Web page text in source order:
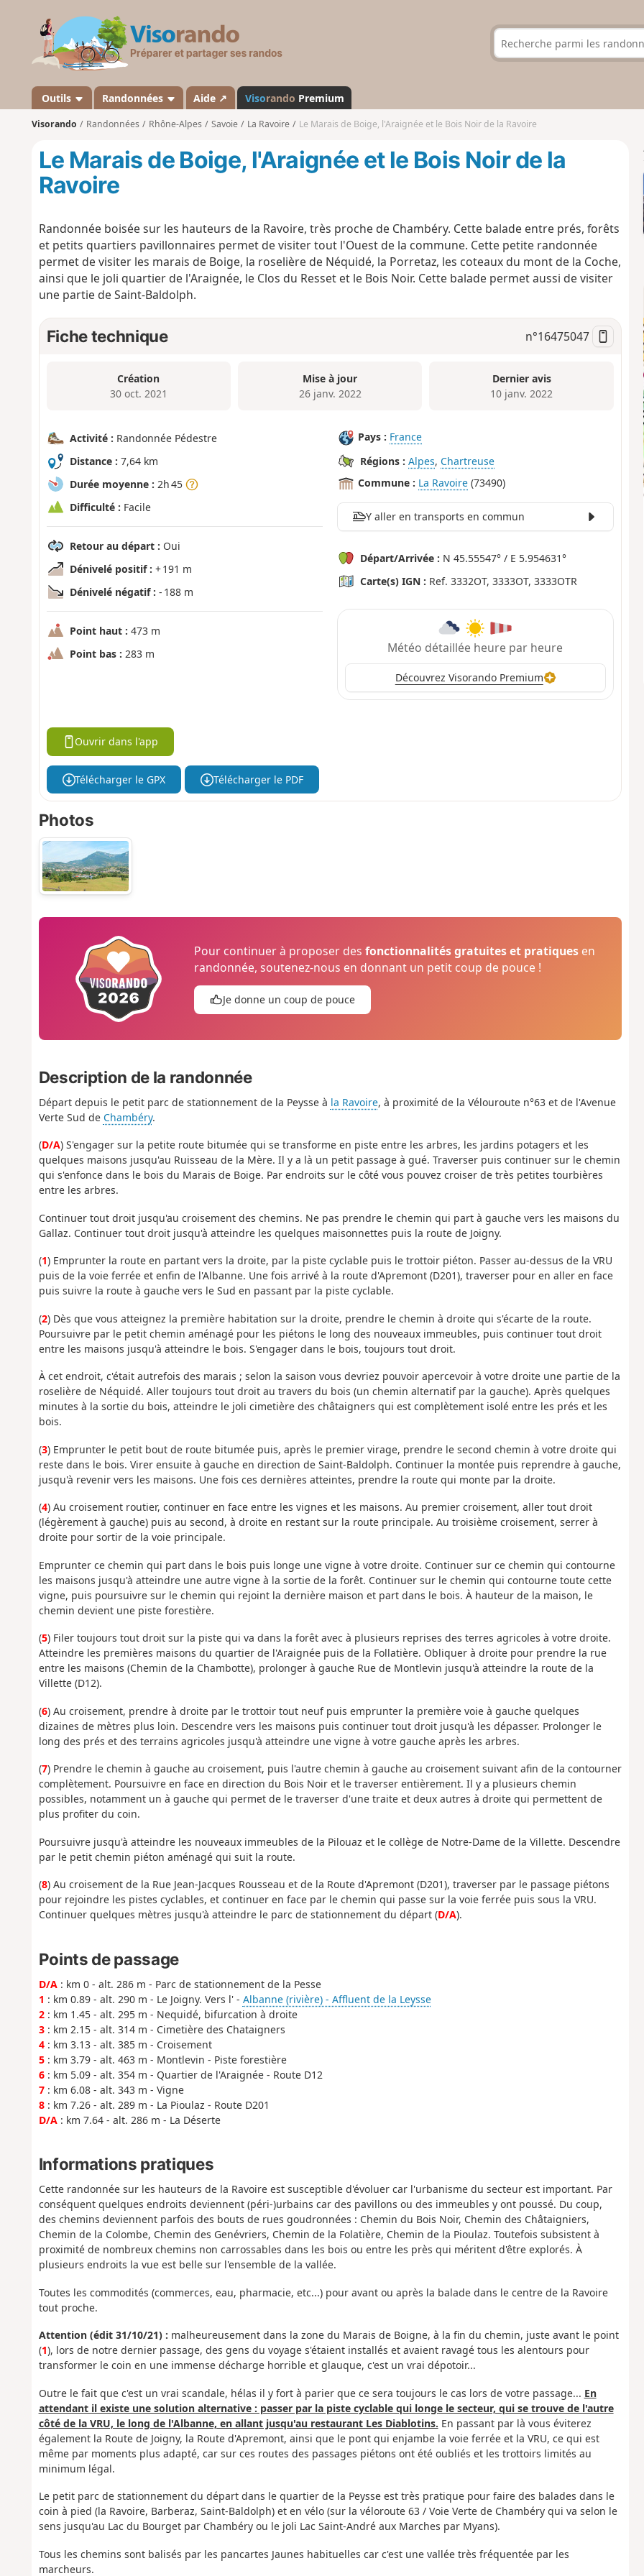
s
a
n
d
Outils Randonnées Aide ↗ Visorando Premium
Visorando Randonnées Rhône-Alpes Savoie La Ravoire Le Marais de Boige, l'Araignée et le Bois Noir de la Ravoire
Le Marais de Boige, l'Araignée et le Bois Noir de la
Ravoire
Randonnée boisée sur les hauteurs de la Ravoire, très proche de Chambéry. Cette balade entre prés, forêts
et petits quartiers pavillonnaires permet de visiter tout l'Ouest de la commune. Cette petite randonnée
permet de visiter les marais de Boige, la roselière de Néquidé, la Porretaz, les coteaux du mont de la Coche,
ainsi que le joli quartier de l'Araignée, le Clos du Resset et le Bois Noir. Cette balade permet aussi de visiter
une partie de Saint-Baldolph.
Fiche technique n°16475047
Création
30 oct. 2021
Mise à jour
26 janv. 2022
Dernier avis
10 janv. 2022
Activité : Randonnée Pédestre
Distance : 7,64 km
Durée moyenne : 2h 45
Difficulté : Facile
Retour au départ : Oui
Dénivelé positif : + 191 m
Dénivelé négatif : - 188 m
Point haut : 473 m
Point bas : 283 m
Pays : France
Régions : Alpes, Chartreuse
Commune : La Ravoire (73490)
Y aller en transports en commun
Départ/Arrivée : N 45.55547° / E 5.954631°
Carte(s) IGN : Ref. 3332OT, 3333OT, 3333OTR
Météo détaillée heure par heure
Découvrez Visorando Premium
Ouvrir dans l'app
Télécharger le GPX Télécharger le PDF
Photos
Pour continuer à proposer desfonctionnalités gratuites et pratiques en
randonnée, soutenez-nous en donnant un petit coup de pouce !
Je donne un coup de pouce
Description de la randonnée
Départ depuis le petit parc de stationnement de la Peysse à la Ravoire, à proximité de la Vélouroute n°63 et de l'Avenue
Verte Sud de Chambéry.
(D/A) S'engager sur la petite route bitumée qui se transforme en piste entre les arbres, les jardins potagers et les
quelques maisons jusqu'au Ruisseau de la Mère. Il y a là un petit passage à gué. Traverser puis continuer sur le chemin
qui s'enfonce dans le bois du Marais de Boige. Par endroits sur le côté vous pouvez croiser de très petites tourbières
entre les arbres.
Continuer tout droit jusqu'au croisement des chemins. Ne pas prendre le chemin qui part à gauche vers les maisons du
Gallaz. Continuer tout droit jusqu'à atteindre les quelques maisonnettes puis la route de Joigny.
(1) Emprunter la route en partant vers la droite, par la piste cyclable puis le trottoir piéton. Passer au-dessus de la VRU
puis de la voie ferrée et enfin de l'Albanne. Une fois arrivé à la route d'Apremont (D201), traverser pour en aller en face
puis suivre la route à gauche vers le Sud en passant par la piste cyclable.
(2) Dès que vous atteignez la première habitation sur la droite, prendre le chemin à droite qui s'écarte de la route.
Poursuivre par le petit chemin aménagé pour les piétons le long des nouveaux immeubles, puis continuer tout droit
entre les maisons jusqu'à atteindre le bois. S'engager dans le bois, toujours tout droit.
À cet endroit, c'était autrefois des marais ; selon la saison vous devriez pouvoir apercevoir à votre droite une partie de la
roselière de Néquidé. Aller toujours tout droit au travers du bois (un chemin alternatif par la gauche). Après quelques
minutes à la sortie du bois, atteindre le joli cimetière des châtaigners qui est complètement isolé entre les prés et les
bois.
(3) Emprunter le petit bout de route bitumée puis, après le premier virage, prendre le second chemin à votre droite qui
reste dans le bois. Virer ensuite à gauche en direction de Saint-Baldolph. Continuer la montée puis reprendre à gauche,
jusqu'à revenir vers les maisons. Une fois ces dernières atteintes, prendre la route qui monte par la droite.
(4) Au croisement routier, continuer en face entre les vignes et les maisons. Au premier croisement, aller tout droit
(légèrement à gauche) puis au second, à droite en restant sur la route principale. Au troisième croisement, serrer à
droite pour sortir de la voie principale.
Emprunter ce chemin qui part dans le bois puis longe une vigne à votre droite. Continuer sur ce chemin qui contourne
les maisons jusqu'à atteindre une autre vigne à la sortie de la forêt. Continuer sur le chemin qui contourne toute cette
vigne, puis poursuivre sur le chemin qui rejoint la dernière maison et part dans le bois. À hauteur de la maison, le
chemin devient une piste forestière.
(5) Filer toujours tout droit sur la piste qui va dans la forêt avec à plusieurs reprises des terres agricoles à votre droite.
Atteindre les premières maisons du quartier de l'Araignée puis de la Follatière. Obliquer à droite pour prendre la rue
entre les maisons (Chemin de la Chambotte), prolonger à gauche Rue de Montlevin jusqu'à atteindre la route de la
Villette (D12).
(6) Au croisement, prendre à droite par le trottoir tout neuf puis emprunter la première voie à gauche quelques
dizaines de mètres plus loin. Descendre vers les maisons puis continuer tout droit jusqu'à les dépasser. Prolonger le
long des prés et des terrains agricoles jusqu'à atteindre une vigne à votre gauche après les arbres.
(7) Prendre le chemin à gauche au croisement, puis l'autre chemin à gauche au croisement suivant afin de la contourner
complètement. Poursuivre en face en direction du Bois Noir et le traverser entièrement. Il y a plusieurs chemin
possibles, notamment un à gauche qui permet de le traverser d'une traite et deux autres à droite qui permettent de
plus profiter du coin.
Poursuivre jusqu'à atteindre les nouveaux immeubles de la Pilouaz et le collège de Notre-Dame de la Villette. Descendre
par le petit chemin piéton aménagé qui suit la route.
(8) Au croisement de la Rue Jean-Jacques Rousseau et de la Route d'Apremont (D201), traverser par le passage piétons
pour rejoindre les pistes cyclables, et continuer en face par le chemin qui passe sur la voie ferrée puis sous la VRU.
Continuer quelques mètres jusqu'à atteindre le parc de stationnement du départ (D/A).
Points de passage
D/A: km 0 - alt. 286 m - Parc de stationnement de la Pesse
1 : km 0.89 - alt. 290 m - Le Joigny. Vers l' - Albanne (rivière) - Affluent de la Leysse
2: km 1.45 - alt. 295 m - Nequidé, bifurcation à droite
3: km 2.15 - alt. 314 m - Cimetière des Chataigners
4: km 3.13 - alt. 385 m - Croisement
5: km 3.79 - alt. 463 m - Montlevin - Piste forestière
6: km 5.09 - alt. 354 m - Quartier de l'Araignée - Route D12
7: km 6.08 - alt. 343 m - Vigne
8: km 7.26 - alt. 289 m - La Pioulaz - Route D201
D/A: km 7.64 - alt. 286 m - La Déserte
Informations pratiques
Cette randonnée sur les hauteurs de la Ravoire est susceptible d'évoluer car l'urbanisme du secteur est important. Par
conséquent quelques endroits deviennent (péri-)urbains car des pavillons ou des immeubles y ont poussé. Du coup,
des chemins deviennent parfois des bouts de rues goudronnées : Chemin du Bois Noir, Chemin des Châtaigniers,
Chemin de la Colombe, Chemin des Genévriers, Chemin de la Folatière, Chemin de la Pioulaz. Toutefois subsistent à
proximité de nombreux chemins non carrossables dans les bois ou entre les près qui méritent d'être explorés. À
plusieurs endroits la vue est belle sur l'ensemble de la vallée.
Toutes les commodités (commerces, eau, pharmacie, etc...) pour avant ou après la balade dans le centre de la Ravoire
tout proche.
Attention (édit 31/10/21) : malheureusement dans la zone du Marais de Boigne, à la fin du chemin, juste avant le point
(1), lors de notre dernier passage, des gens du voyage s'étaient installés et avaient ravagé tous les alentours pour
transformer le coin en une immense décharge horrible et glauque, c'est un vrai dépotoir...
Outre le fait que c'est un vrai scandale, hélas il y fort à parier que ce sera toujours le cas lors de votre passage... En
attendant il existe une solution alternative : passer par la piste cyclable qui longe le secteur, qui se trouve de l'autre
côté de la VRU, le long de l'Albanne, en allant jusqu'au restaurant Les Diablotins. En passant par là vous éviterez
également la Route de Joigny, la Route d'Apremont, ainsi que le pont qui enjambe la voie ferrée et la VRU, ce qui est
même par moments plus adapté, car sur ces routes des passages piétons ont été oubliés et les trottoirs limités au
minimum légal.
Le petit parc de stationnement du départ dans le quartier de la Peysse est très pratique pour faire des balades dans le
coin à pied (la Ravoire, Barberaz, Saint-Baldolph) et en vélo (sur la véloroute 63 / Voie Verte de Chambéry qui va selon le
sens jusqu'au Lac du Bourget par Chambéry ou le joli Lac Saint-André aux Marches par Myans).
Tous les chemins sont balisés par les pancartes Jaunes habituelles car c'est une vallée très fréquentée par les
marcheurs.